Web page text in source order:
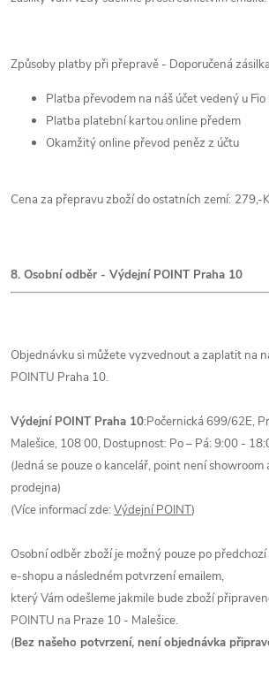
Způsoby platby při přepravě - Doporučená
Platba převodem na náš účet vedený u Fio
Platba platební kartou online předem
Okamžitý online převod peněz z účtu
Cena za přepravu zboží do ostatních zemí: 279,-
8. Osobní odběr - Výdejní POINT Praha 10
Objednávku si můžete vyzvednout a zaplatit na
POINTU Praha 10.
Výdejní POINT Praha 10:Počernická 699/62E,
Malešice, 108 00, Dostupnost: Po – Pá: 9:00 -
(Jedná se pouze o kancelář, point není
prodejna)
(Více informací zde:Výdejní POINT)
Osobní odběr zboží je možný pouze po
e-shopu a následném potvrzení emailem,
který Vám odešleme jakmile bude zboží
POINTU na Praze 10 - Malešice.
(Bez našeho potvrzení, není objednávka